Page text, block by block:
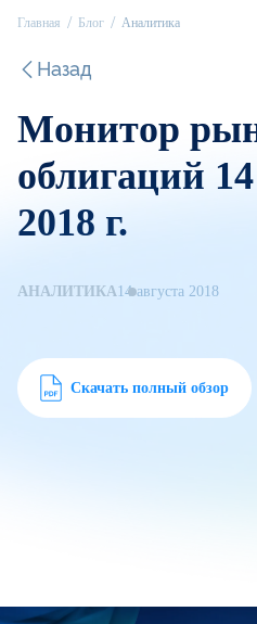
Главная Блог Аналитика
Назад
Монитор
облигаций
2018 г.
АНАЛИТИКА14 августа 2018
Скачать полный обзор